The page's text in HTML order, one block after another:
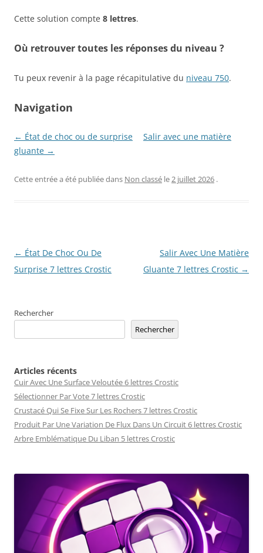
Cette solution compte 8 lettres.
Où retrouver toutes les réponses du niveau ?
Tu peux revenir à la page récapitulative du niveau 750.
Navigation
← État de choc ou de surprise
Salir avec une matière
gluante →
Cette entrée a été publiée dans Non classé le2 juillet 2026 .
Navigation
des
← État De Choc Ou De
Surprise 7 lettres Crostic
Salir Avec Une Matière
Gluante 7 lettres Crostic →
Rechercher
Rechercher
Articles récents
Cuir Avec Une Surface Veloutée 6 lettres Crostic
Sélectionner Par Vote 7 lettres Crostic
Crustacé Qui Se Fixe Sur Les Rochers 7 lettres Crostic
Produit Par Une Variation De Flux Dans Un Circuit 6 lettres Crostic
Arbre Emblématique Du Liban 5 lettres Crostic